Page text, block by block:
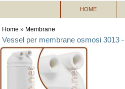
HOME
Home » Membrane
Vessel per membrane osmosi 3013